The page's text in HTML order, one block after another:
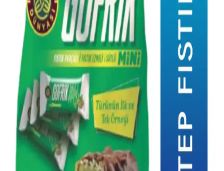
Paskalya Sofralarında Dünya Çapında Geleneksel
Yemekler ve Kültürel Lezzetler
Paskalya sofralarında kırmızı yumurtalar, kuzu eti ve bölgesel tatlılar
öne çıkar. Farklı ülkelerde bu gelenekler, dini ve kültürel
anlamlarıyla çeşitlilik gösterir.
Fazla Havuçları Değerlendirmek İçin Pratik ve
Lezzetli Tarifler ve Saklama Yöntemleri
Fazla havuçları çorba, kek, turşu ve güveç gibi çeşitli pratik tariflerle
değerlendirmek mümkün. Ayrıca dondurma ve saklama
yöntemleriyle uzun süre tazelik korunabilir.
Medjool Hurmasıyla Çeşitli Tarifler: Tatlı ve Tuzlu
Kullanım Önerileri